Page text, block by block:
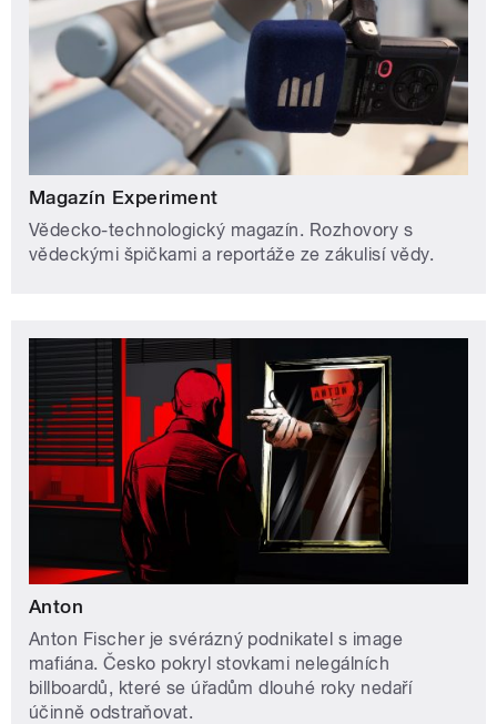
Magazín Experiment
Vědecko-technologický magazín. Rozhovory s
vědeckými špičkami a reportáže ze zákulisí vědy.
Anton
Anton Fischer je svérázný podnikatel s image
mafiána. Česko pokryl stovkami nelegálních
billboardů, které se úřadům dlouhé roky nedaří
účinně odstraňovat.